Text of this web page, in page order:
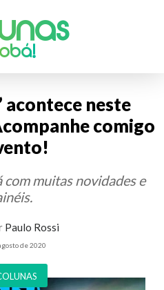
acontece neste
comigo
muitas novidades e
Paulo Rossi
de 2020